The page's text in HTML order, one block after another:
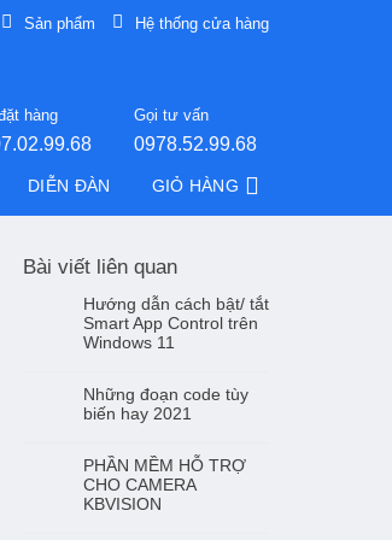
Sản phẩm Hệ thống cửa hàng
hàng Gọi tư vấn
0978.52.99.68
DIỄN ĐÀN GIỎ HÀNG
Bài viết liên quan
Hướng dẫn cách bật/ tắt
Smart App Control trên
Windows 11
Những đoạn code tùy
biến hay 2021
PHẦN MỀM HỖ TRỢ
CHO CAMERA
KBVISION